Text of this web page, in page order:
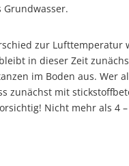
Grundwasser.
zur
in dieser Zeit
im Boden aus. Wer
zunächst mit
Nicht mehr als 4